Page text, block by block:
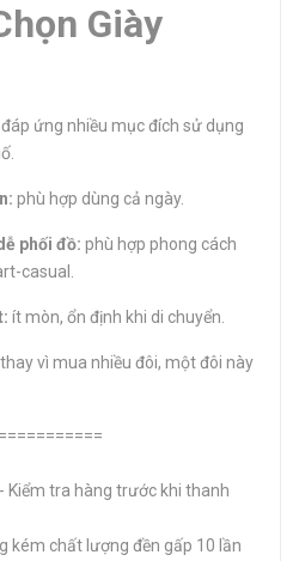
Giày
đáp ứng nhiều mục đích sử dụng
phù hợp dùng cả ngày.
phối đồ: phù hợp phong cách
casual.
ít mòn, ổn định khi di chuyển.
thay vì mua nhiều đôi, một đôi này
Kiểm tra hàng trước khi thanh
kém chất lượng đền gấp 10 lần